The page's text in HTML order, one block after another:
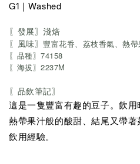
G1｜Washed
〖發展〗淺焙
〖風味〗 豐富花香、荔枝香氣、熱
〖品種〗 74158
〖海拔〗2237M
〖品飲筆記〗
這是一隻豐富有趣的豆子。飲用
熱帶果汁般的酸甜、結尾又帶
飲用經驗。